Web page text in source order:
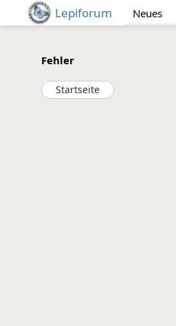
Lepiforum Neues
Fehler
Startseite